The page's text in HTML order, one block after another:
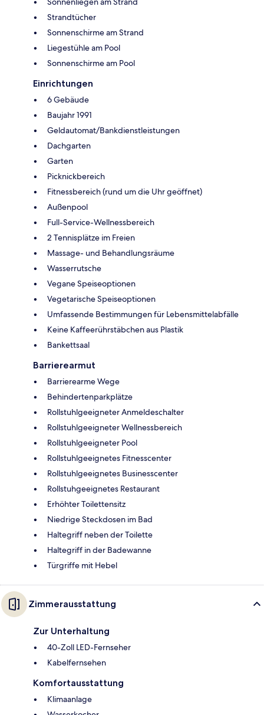
Strandtücher
Sonnenschirme am Strand
Liegestühle am Pool
Sonnenschirme am Pool
Einrichtungen
6 Gebäude
Baujahr 1991
Geldautomat/Bankdienstleistungen
Dachgarten
Garten
Picknickbereich
Fitnessbereich (rund um die Uhr geöffnet)
Außenpool
Full-Service-Wellnessbereich
2 Tennisplätze im Freien
Massage- und Behandlungsräume
Wasserrutsche
Vegane Speiseoptionen
Vegetarische Speiseoptionen
Umfassende Bestimmungen für Lebensmittelabfälle
Keine Kaffeerührstäbchen aus Plastik
Bankettsaal
Barrierearmut
Barrierearme Wege
Behindertenparkplätze
Rollstuhlgeeigneter Anmeldeschalter
Rollstuhlgeeigneter Wellnessbereich
Rollstuhlgeeigneter Pool
Rollstuhlgeeignetes Fitnesscenter
Rollstuhlgeeignetes Businesscenter
Rollstuhgeeignetes Restaurant
Erhöhter Toilettensitz
Niedrige Steckdosen im Bad
Haltegriff neben der Toilette
Haltegriff in der Badewanne
Türgriffe mit Hebel
Zimmerausstattung
Zur Unterhaltung
40-Zoll LED-Fernseher
Kabelfernsehen
Komfortausstattung
Klimaanlage